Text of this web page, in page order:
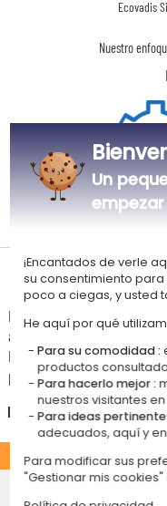
Ecovadis
Nuestro
Tiempos de
La estimación de la fecha de
articulo están indicados a
Las fechas estimadas a
pago en tarjeta bancaria o
España
Un
empezar
¡Encantados de verle
su consentimiento para
poco a ciegas, y usted
He aquí por qué
Para su comodidad :
productos
Para hacerlo mejor :
nuestros visitantes
Para ideas
adecuados, aquí y
Para modificar sus
"Gestionar mis